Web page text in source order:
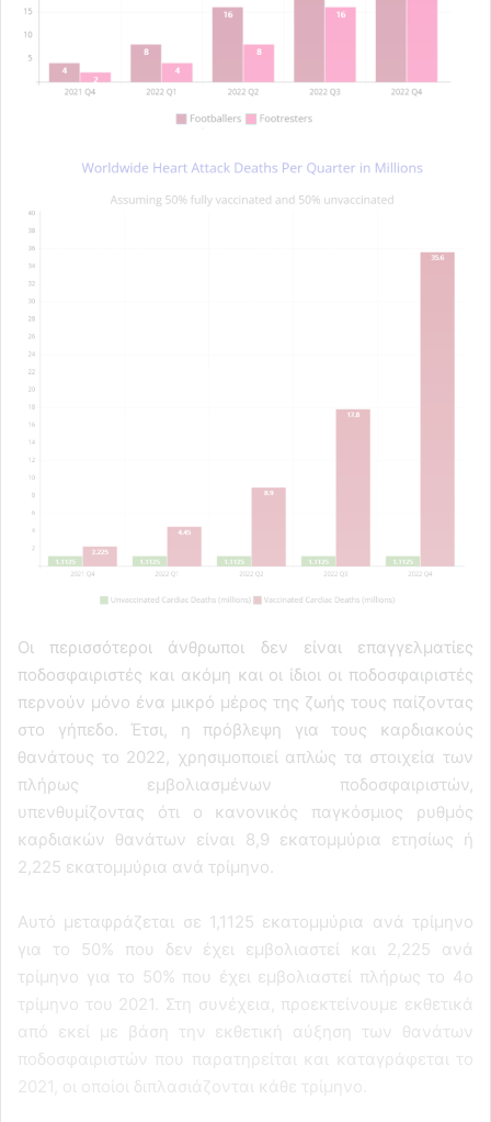
Οι περισσότεροι άνθρωποι δεν είναι επαγγελματίες
ποδοσφαιριστές και ακόμη και οι ίδιοι οι ποδοσφαιριστές
περνούν μόνο ένα μικρό μέρος της ζωής τους παίζοντας
στο γήπεδο. Έτσι, η πρόβλεψη για τους καρδιακούς
θανάτους το 2022, χρησιμοποιεί απλώς τα στοιχεία των
πλήρως εμβολιασμένων ποδοσφαιριστών,
υπενθυμίζοντας ότι ο κανονικός παγκόσμιος ρυθμός
καρδιακών θανάτων είναι 8,9 εκατομμύρια ετησίως ή
2,225 εκατομμύρια ανά τρίμηνο.
Αυτό μεταφράζεται σε 1,1125 εκατομμύρια ανά τρίμηνο
για το 50% που δεν έχει εμβολιαστεί και 2,225 ανά
τρίμηνο για το 50% που έχει εμβολιαστεί πλήρως το 4ο
τρίμηνο του 2021. Στη συνέχεια, προεκτείνουμε εκθετικά
από εκεί με βάση την εκθετική αύξηση των θανάτων
ποδοσφαιριστών που παρατηρείται και καταγράφεται το
2021, οι οποίοι διπλασιάζονται κάθε τρίμηνο.